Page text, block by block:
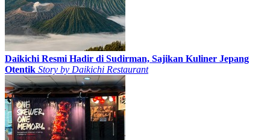
Daikichi Resmi Hadir di Sudirman, Sajikan Kuliner Jepang
Otentik Story by Daikichi Restaurant